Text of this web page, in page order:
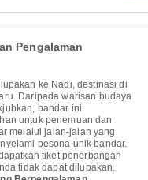
Pengalaman
ke Nadi, destinasi di
Daripada warisan budaya
bandar ini
untuk penemuan dan
melalui jalan-jalan yang
pesona unik bandar.
tiket penerbangan
tidak dapat dilupakan.